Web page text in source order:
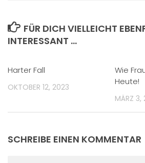
FÜR DICH VIELLEICHT
INTERESSANT …
Harter Fall
OKTOBER 12, 2023
Wie
Heute!
MÄRZ 3,
SCHREIBE EINEN KOMMENTAR